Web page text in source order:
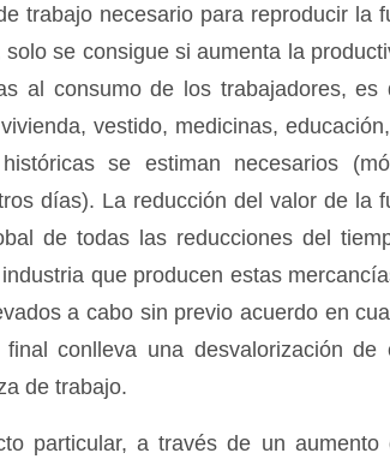
trabajo necesario para reproducir la
se consigue si aumenta la
al consumo de los trabajadores, es
vestido, medicinas,
se estiman necesarios
días). La reducción del valor de la
de todas las reducciones del
que producen estas
a cabo sin previo acuerdo en
conlleva una desvalorización de
de trabajo.
particular, a través de un aumento